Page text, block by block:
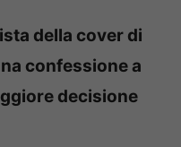
della cover di
confessione a
decisione